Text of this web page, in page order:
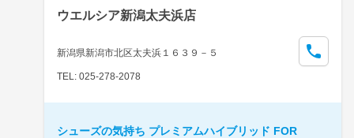
ウエルシア新潟太夫浜店
新潟県新潟市北区太夫浜１６３９－５
TEL: 025-278-2078
シューズの気持ち プレミアムハイブリッド FOR